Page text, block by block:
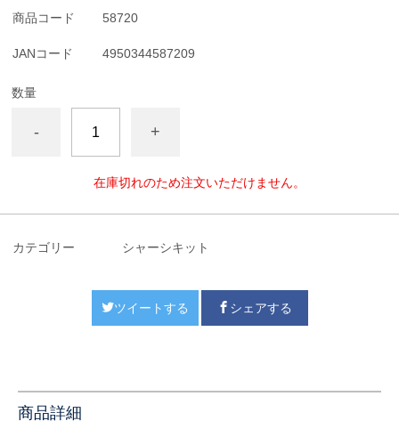
商品コード 58720
JANコード 4950344587209
数量
- +
在庫切れのため注文いただけません。
カテゴリー シャーシキット
ツイートする シェアする
商品詳細